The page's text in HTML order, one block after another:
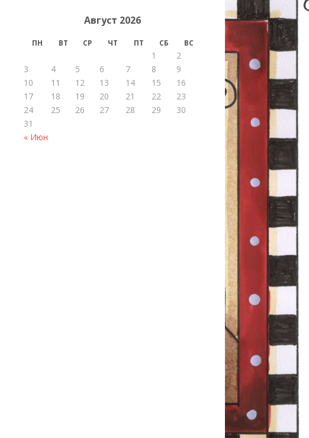
Август 2026
ПН ВТ СР ЧТ ПТ СБ ВС
« Июн
1
2
3
4 5 6 7 8
9
10
11 12 13 14 15
16
17
18 19 20 21 22
23
24
25 26 27 28 29
30
31